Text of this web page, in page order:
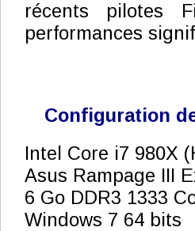
récents pilotes
performances
Configuration
Intel Core i7 980X
Asus Rampage III
6 Go DDR3 1333
Windows 7 64 bits